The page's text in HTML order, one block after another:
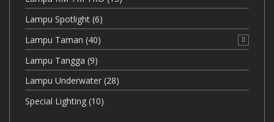
Lampu Spotlight (6)
Lampu Taman (40)
Lampu Tangga (9)
Lampu Underwater (28)
Special Lighting (10)